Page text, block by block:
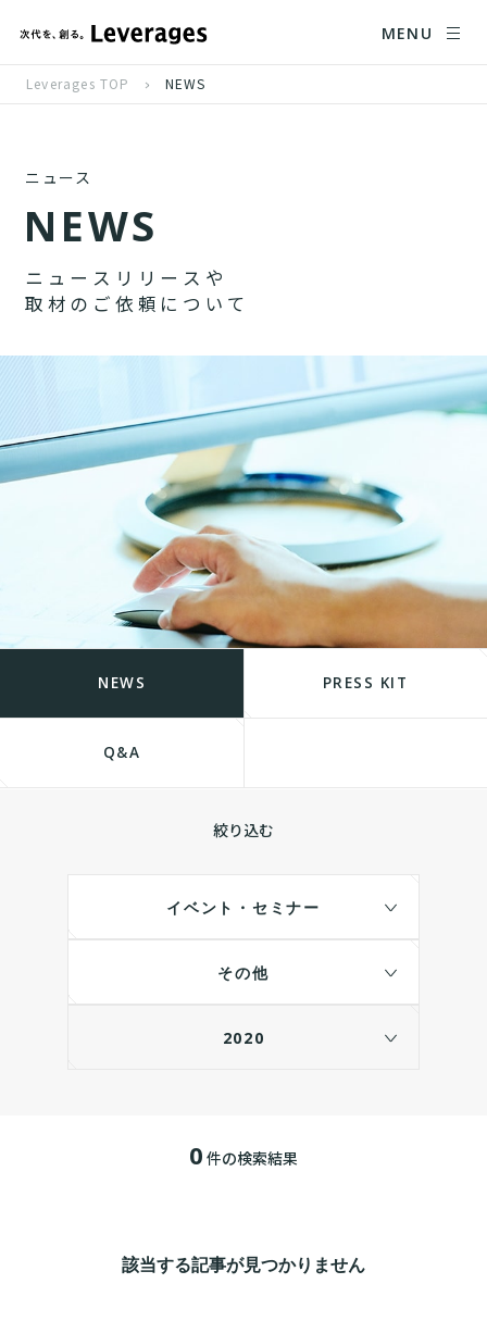
MENU
Leverages TOP NEWS
ニュース
NEWS
ニ ュ ー ス リ リ ー ス や
取 材 の ご 依 頼 に つ い て
NEWS PRESS KIT
Q&A
絞り込む
イベント・セミナー
その他
2020
0 件の検索結果
該当する記事が見つかりません